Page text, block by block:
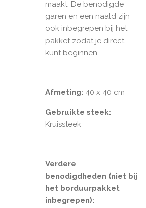
maakt. De benodigde
garen en een naald zijn
ook inbegrepen bij het
pakket zodat je direct
kunt beginnen.
Afmeting: 40 x 40 cm
Gebruikte steek:
Kruissteek
Verdere
benodigdheden (niet bij
het borduurpakket
inbegrepen):